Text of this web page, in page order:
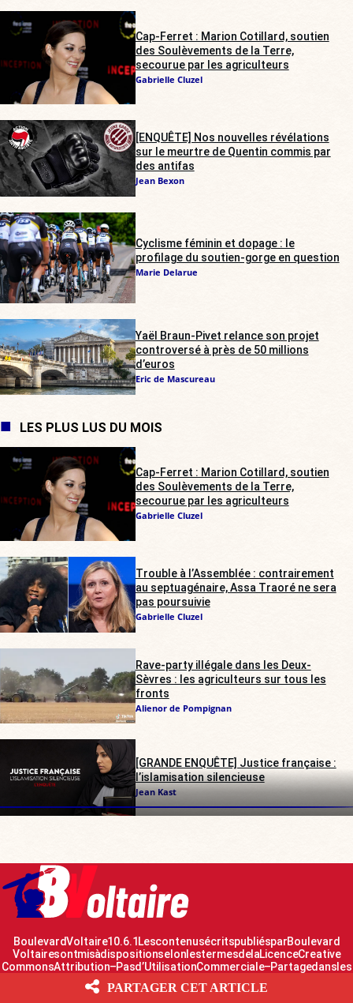
Cap-Ferret : Marion Cotillard, soutien
des Soulèvements de la Terre,
secourue par les agriculteurs
Gabrielle Cluzel
[ENQUÊTE] Nos nouvelles révélations
sur le meurtre de Quentin commis par
des antifas
Jean Bexon
Cyclisme féminin et dopage : le
profilage du soutien-gorge en question
Marie Delarue
Yaël Braun-Pivet relance son projet
controversé à près de 50 millions
d’euros
Eric de Mascureau
LES PLUS LUS DU MOIS
Cap-Ferret : Marion Cotillard, soutien
des Soulèvements de la Terre,
secourue par les agriculteurs
Gabrielle Cluzel
Trouble à l’Assemblée : contrairement
au septuagénaire, Assa Traoré ne sera
pas poursuivie
Gabrielle Cluzel
Rave-party illégale dans les Deux-
Sèvres : les agriculteurs sur tous les
fronts
Alienor de Pompignan
[GRANDE ENQUÊTE] Justice française :
l’islamisation silencieuse
Jean Kast
Boulevard Voltaire 10.6.1 Les contenus écrits publiés par Boulevard
Voltaire sont mis à disposition selon les termes de la Licence Creative
Commons Attribution – Pas d’Utilisation Commerciale – Partage dans les
PARTAGER CET ARTICLE